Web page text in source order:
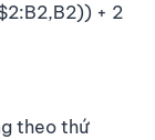
+ 2
theo thứ